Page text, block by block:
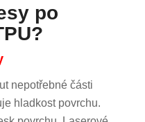
po
nepotřebné části
hladkost povrchu.